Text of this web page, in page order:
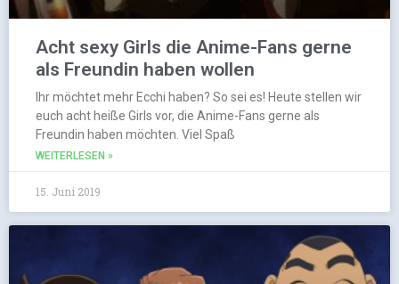
Acht sexy Girls die Anime-Fans gerne
als Freundin haben wollen
Ihr möchtet mehr Ecchi haben? So sei es! Heute stellen wir
euch acht heiße Girls vor, die Anime-Fans gerne als
Freundin haben möchten. Viel Spaß
WEITERLESEN »
15. Juni 2019